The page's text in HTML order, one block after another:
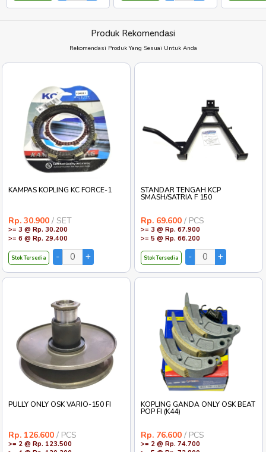
Produk Rekomendasi
Rekomendasi Produk Yang Sesuai Untuk Anda
KAMPAS KOPLING KC FORCE-1
Rp. 30.900 / SET
>= 3 @ Rp. 30.200
>= 6 @ Rp. 29.400
Stok Tersedia
STANDAR TENGAH KCP
SMASH/SATRIA F 150
Rp. 69.600 / PCS
>= 3 @ Rp. 67.900
>= 5 @ Rp. 66.200
Stok Tersedia
PULLY ONLY OSK VARIO-150 FI
Rp. 126.600 / PCS
>= 2 @ Rp. 123.500
KOPLING GANDA ONLY OSK BEAT
POP FI (K44)
Rp. 76.600 / PCS
>= 2 @ Rp. 74.700